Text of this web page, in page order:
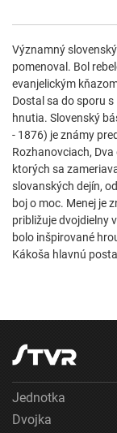
Významný
pomenoval. Bol
evanjelickým
Dostal sa do sporu
hnutia. Slovenský
- 1876) je známy
Rozhanovciach,
ktorých sa
slovanských dejín,
boj o moc. Menej je
približuje dvojdielny
bolo inšpirované
Kákoša hlavnú
Jednotka
Dvojka